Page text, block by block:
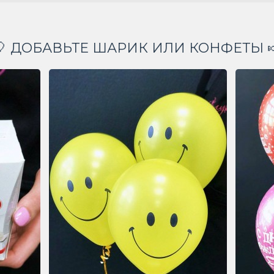
ДОБАВЬТЕ ШАРИК ИЛИ КОНФЕТЫ